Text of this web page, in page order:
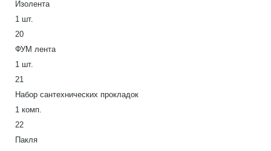
Изолента
1 шт.
20
ФУМ лента
1 шт.
21
Набор сантехнических прокладок
1 комп.
22
Пакля